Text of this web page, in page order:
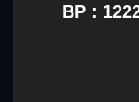
BP :